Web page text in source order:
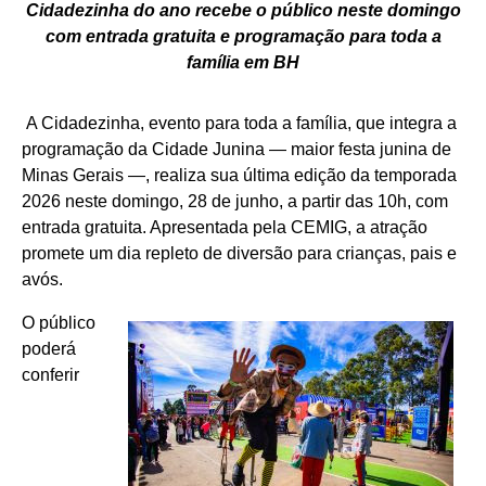
Cidadezinha do ano recebe o público neste domingo
com entrada gratuita e programação para toda a
família em BH
A Cidadezinha, evento para toda a família, que integra a
programação da Cidade Junina — maior festa junina de
Minas Gerais —, realiza sua última edição da temporada
2026 neste domingo, 28 de junho, a partir das 10h, com
entrada gratuita. Apresentada pela CEMIG, a atração
promete um dia repleto de diversão para crianças, pais e
avós.
O público
poderá
conferir